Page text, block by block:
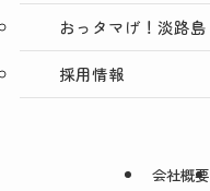
おっタマげ！淡路島
採用情報
会社概要